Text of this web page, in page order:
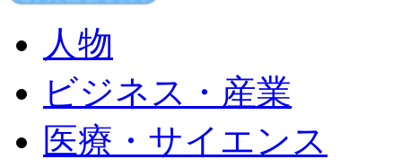
人物
ビジネス・産業
医療・サイエンス